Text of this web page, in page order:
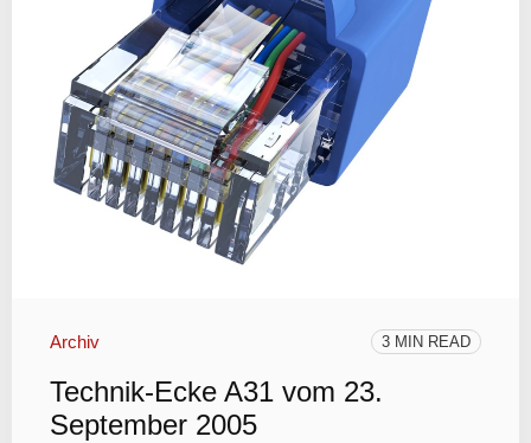
Archiv 3 MIN READ
Technik-Ecke A31 vom 23.
September 2005